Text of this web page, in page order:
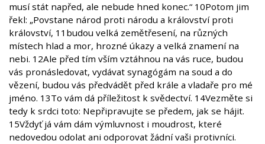
musí stát napřed, ale nebude hned konec.“ 10Potom jim
řekl: „Povstane národ proti národu a království proti
království, 11budou velká zemětřesení, na různých
místech hlad a mor, hrozné úkazy a velká znamení na
nebi. 12Ale před tím vším vztáhnou na vás ruce, budou
vás pronásledovat, vydávat synagógám na soud a do
vězení, budou vás předvádět před krále a vladaře pro mé
jméno. 13To vám dá příležitost k svědectví. 14Vezměte si
tedy k srdci toto: Nepřipravujte se předem, jak se hájit.
15Vždyť já vám dám výmluvnost i moudrost, které
nedovedou odolat ani odporovat žádní vaši protivníci.